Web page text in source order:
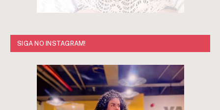
SIGA NO INSTAGRAM!